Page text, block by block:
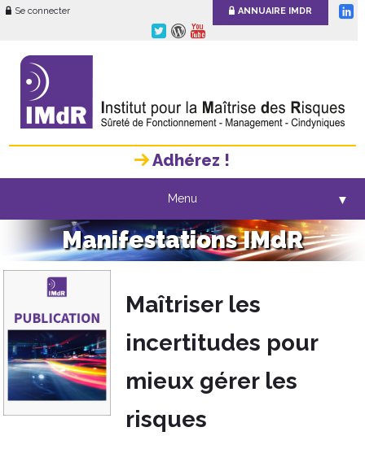
Se connecter ANNUAIRE IMDR
Adhérez !
Menu ▼
Manifestations IMdR
Maîtriser les
incertitudes pour
mieux gérer les
risques